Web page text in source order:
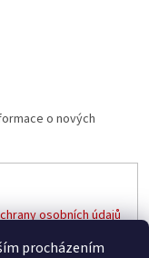
procházením
o nových
osobních údajů